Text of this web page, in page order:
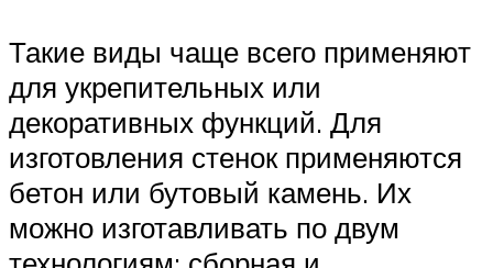
Такие виды чаще всего применяют
для укрепительных или
декоративных функций. Для
изготовления стенок применяются
бетон или бутовый камень. Их
можно изготавливать по двум